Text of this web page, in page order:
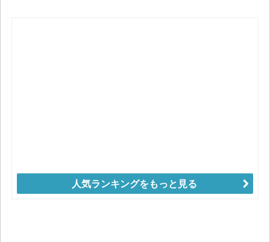
人気ランキングをもっと見る